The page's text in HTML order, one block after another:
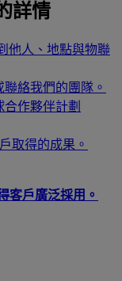
詳情
他人、地點與物聯
絡我們的團隊。
作夥伴計劃
取得的成果。
客戶廣泛採用。